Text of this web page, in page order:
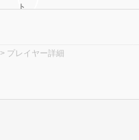
> プレイヤー詳細